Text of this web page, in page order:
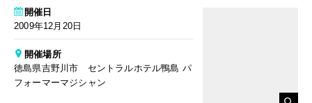
開催日
2009年12月20日
開催場所
徳島県吉野川市 セントラルホテル鴨島 パ
フォーマーマジシャン